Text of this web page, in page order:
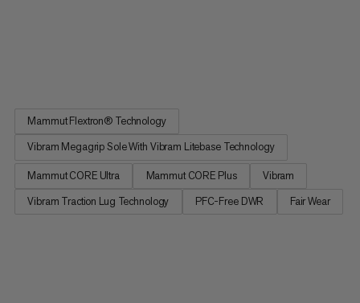
Mammut Flextron® Technology
Vibram Megagrip Sole With Vibram Litebase Technology
Mammut CORE Ultra Mammut CORE Plus
Vibram
Vibram Traction Lug Technology
PFC-Free DWR Fair Wear